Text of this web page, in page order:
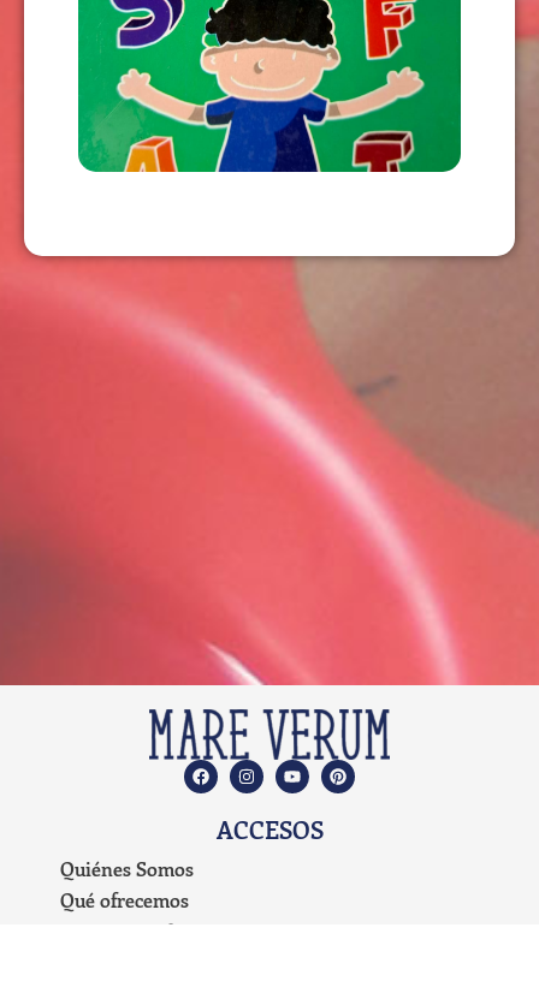
CARTAS DIDÁCTICAS + LIBRO DE
ACTIVIDADES MAYÚSCULAS
USD10,00
AÑADIR AL CARRITO
ACCESOS
Quiénes Somos
Qué ofrecemos
Propuesta Educativa